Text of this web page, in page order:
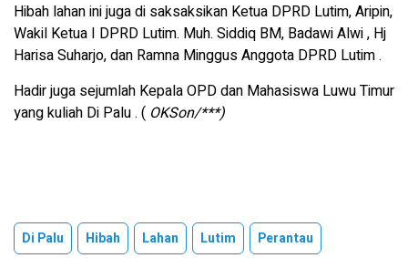
Hibah lahan ini juga di saksaksikan Ketua DPRD Lutim, Aripin,
Wakil Ketua I DPRD Lutim. Muh. Siddiq BM, Badawi Alwi , Hj
Harisa Suharjo, dan Ramna Minggus Anggota DPRD Lutim .
Hadir juga sejumlah Kepala OPD dan Mahasiswa Luwu Timur
yang kuliah Di Palu . ( OKSon/***)
Di Palu Hibah Lahan Lutim Perantau